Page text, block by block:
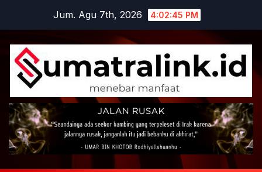
content
Jum. Agu 7th, 2026 4:02:45 PM